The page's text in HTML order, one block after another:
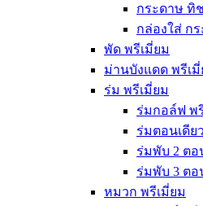
กระดาษ ทิ
กล่องใส่ ก
พัด พรีเมี่ยม
ม่านบังแดด พรีเมี่
ร่ม พรีเมี่ยม
ร่มกอล์ฟ พ
ร่มตอนเดีย
ร่มพับ 2 ตอ
ร่มพับ 3 ตอ
หมวก พรีเมี่ยม